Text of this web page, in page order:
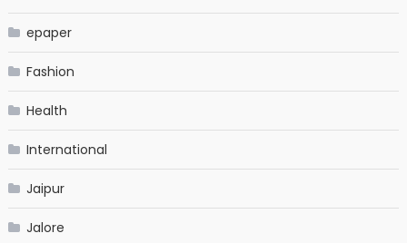
epaper
Fashion
Health
International
Jaipur
Jalore